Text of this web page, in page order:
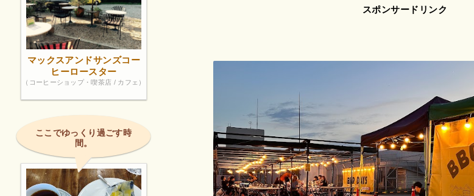
スポンサードリンク
マックスアンドサンズコー
ヒーロースター
（コーヒーショップ・喫茶店 / カフェ）
ここでゆっくり過ごす時
間。